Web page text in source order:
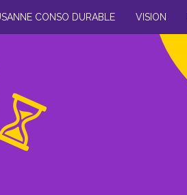
CONSO DURABLE VISION